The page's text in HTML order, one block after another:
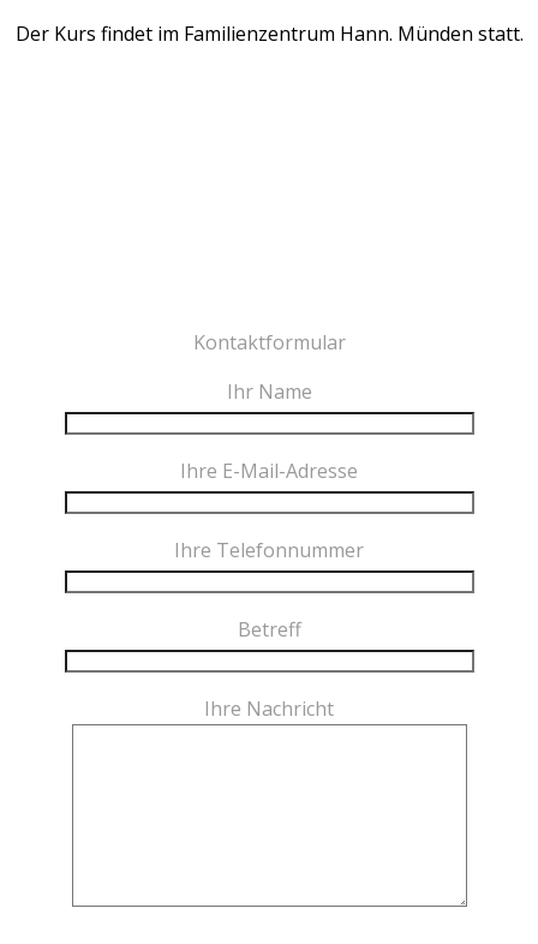
Der Kurs findet im Familienzentrum Hann. Münden statt.
Kontaktformular
Ihr Name
Ihre E-Mail-Adresse
Ihre Telefonnummer
Betreff
Ihre Nachricht